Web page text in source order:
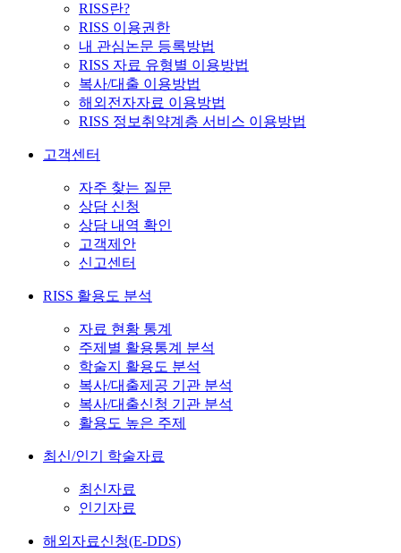
RISS란?
RISS 이용권한
내 관심논문 등록방법
RISS 자료 유형별 이용방법
복사/대출 이용방법
해외전자자료 이용방법
RISS 정보취약계층 서비스 이용방법
고객센터
자주 찾는 질문
상담 신청
상담 내역 확인
고객제안
신고센터
RISS 활용도 분석
자료 현황 통계
주제별 활용통계 분석
학술지 활용도 분석
복사/대출제공 기관 분석
복사/대출신청 기관 분석
활용도 높은 주제
최신/인기 학술자료
최신자료
인기자료
해외자료신청(E-DDS)